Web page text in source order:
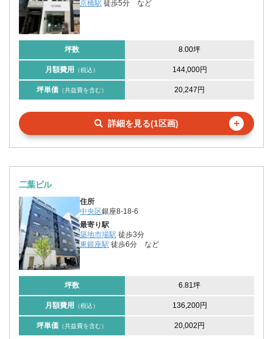
京橋駅 徒歩5分 など
坪数 8.00坪
月額費用 （税込） 144,000円
坪単価 （共益費を含む） 20,247円
詳細を見る(1区画) ＋
二葉ビル
住所
中央区銀座8-18-6
最寄り駅
築地市場駅 徒歩3分
東銀座駅 徒歩6分 など
坪数 6.81坪
月額費用 （税込） 136,200円
坪単価 （共益費を含む） 20,002円